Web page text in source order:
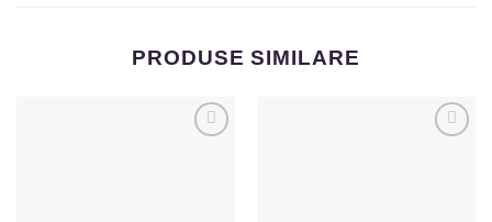
PRODUSE SIMILARE